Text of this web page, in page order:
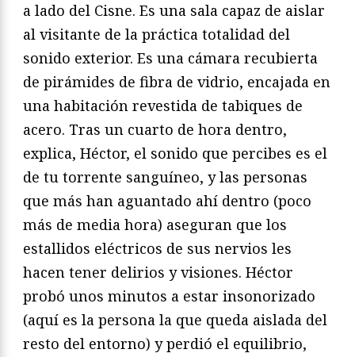
a lado del Cisne. Es una sala capaz de aislar
al visitante de la práctica totalidad del
sonido exterior. Es una cámara recubierta
de pirámides de fibra de vidrio, encajada en
una habitación revestida de tabiques de
acero. Tras un cuarto de hora dentro,
explica, Héctor, el sonido que percibes es el
de tu torrente sanguíneo, y las personas
que más han aguantado ahí dentro (poco
más de media hora) aseguran que los
estallidos eléctricos de sus nervios les
hacen tener delirios y visiones. Héctor
probó unos minutos a estar insonorizado
(aquí es la persona la que queda aislada del
resto del entorno) y perdió el equilibrio,